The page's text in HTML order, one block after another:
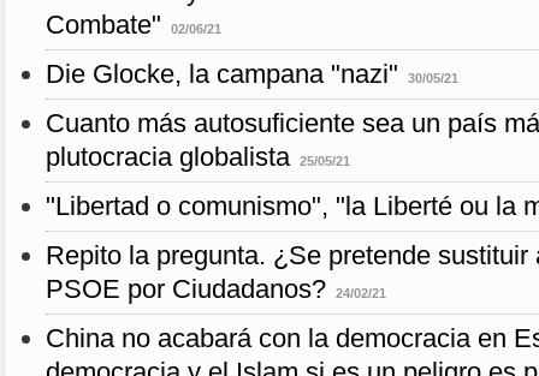
Combate"
02/06/21
Die Glocke, la campana "nazi" 30/05/21
Cuanto más autosuficiente sea un país
plutocracia globalista
25/05/21
"Libertad o comunismo", "la Liberté ou la
Repito la pregunta. ¿Se pretende sustituir
PSOE por Ciudadanos?
24/02/21
China no acabará con la democracia en